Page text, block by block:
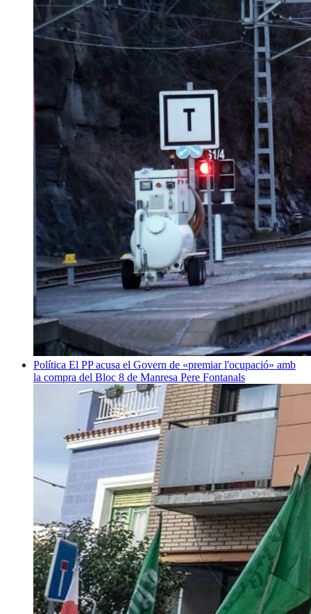
Política El PP acusa el Govern de «premiar l'ocupació» amb
la compra del Bloc 8 de Manresa Pere Fontanals